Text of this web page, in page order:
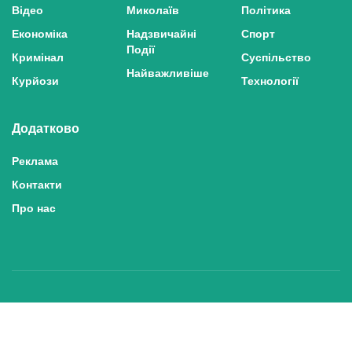
Відео
Економіка
Кримінал
Курйози
Миколаїв
Надзвичайні
Події
Найважливіше
Політика
Спорт
Суспільство
Технології
Додатково
Реклама
Контакти
Про нас
Політика конфіденційності та захисту персональних даних